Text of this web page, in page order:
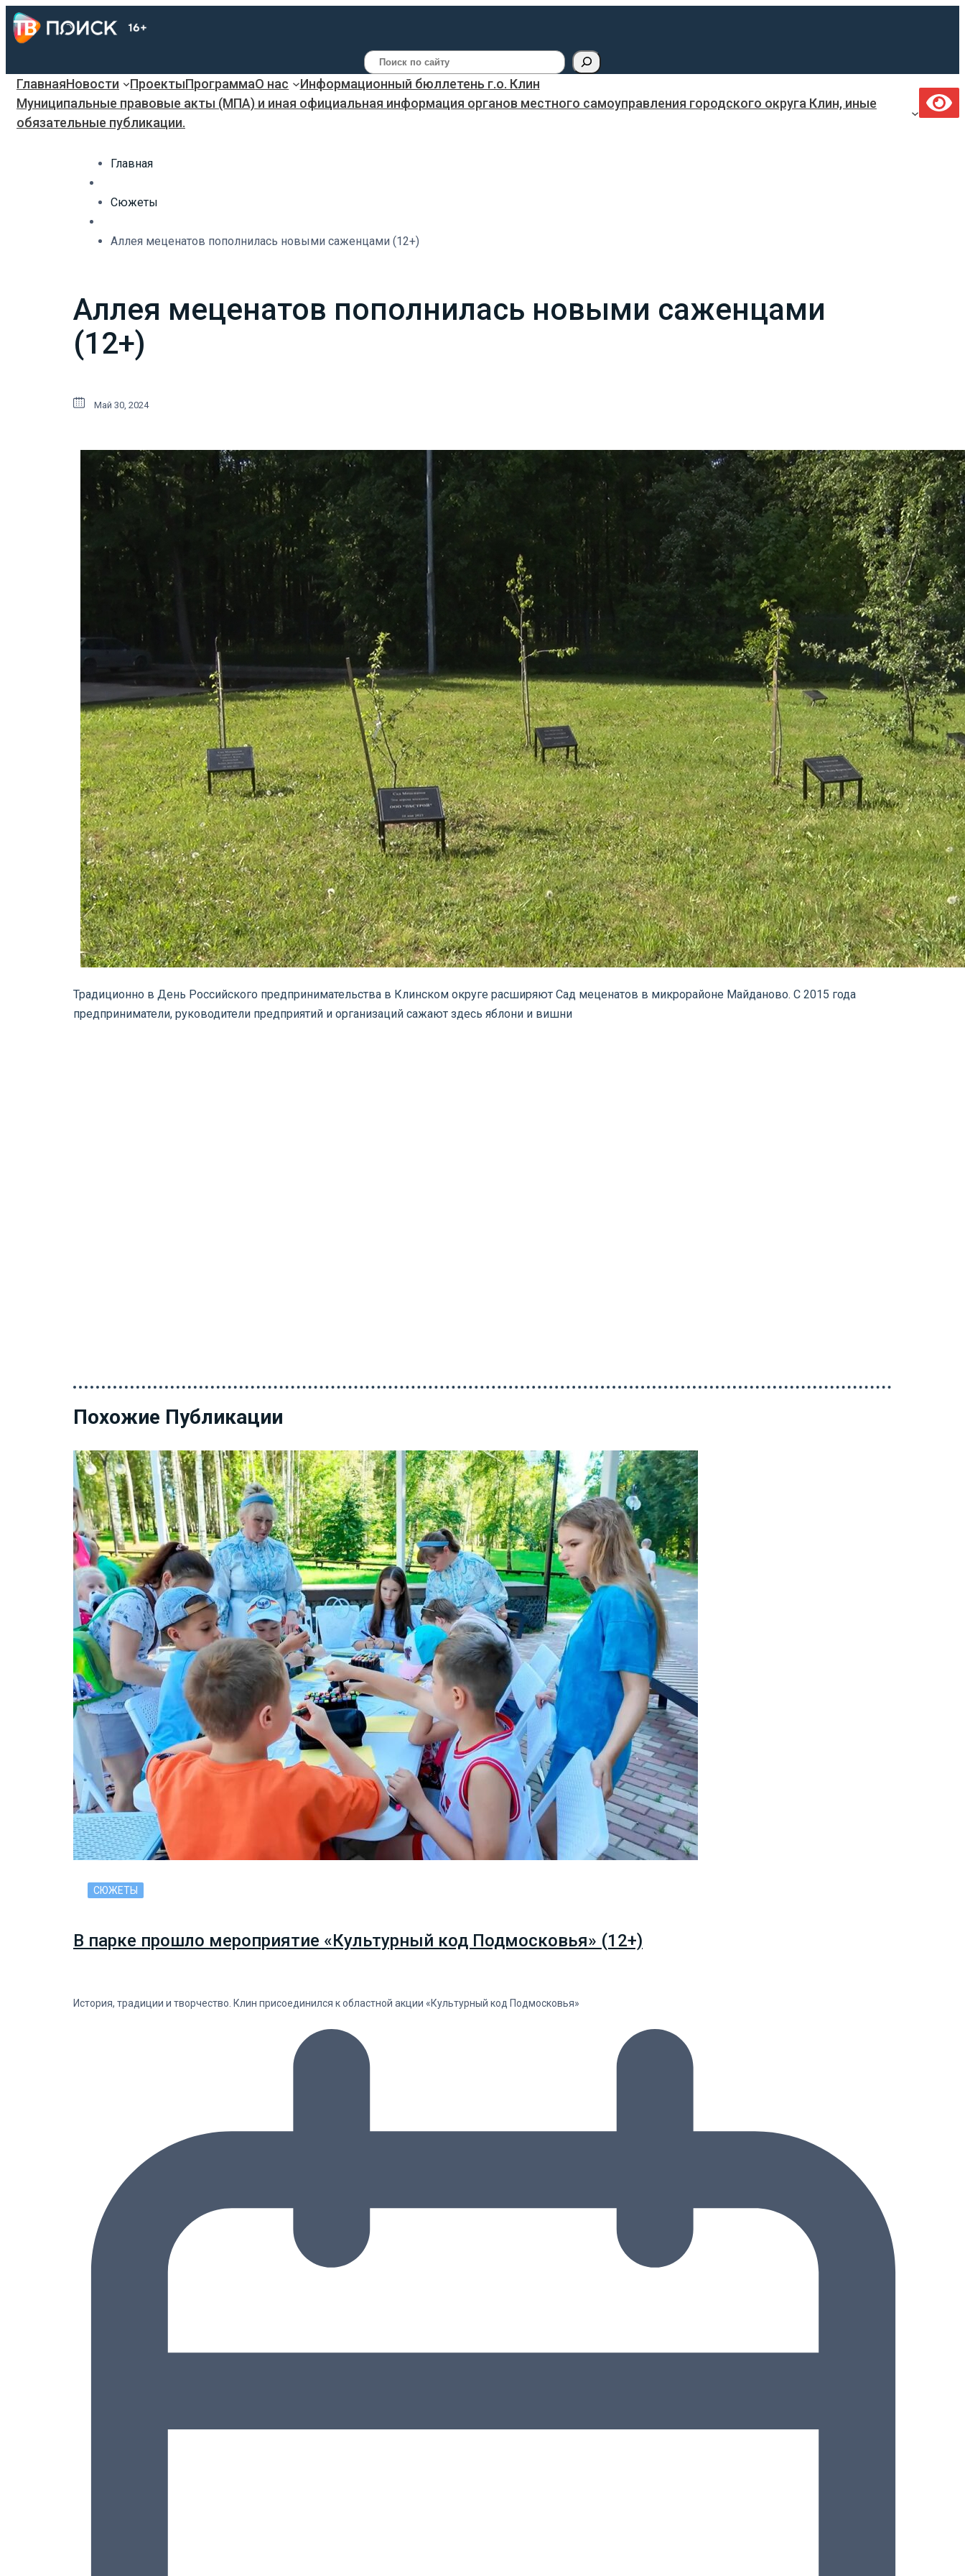
Поиск
ГлавнаяНовости ПроектыПрограммаО нас
Информационный бюллетень г.о. Клин
Муниципальные правовые акты (МПА) и иная официальная информация органов местного самоуправления городского округа Клин, иные
обязательные публикации.
Главная
Сюжеты
Аллея меценатов пополнилась новыми саженцами (12+)
Аллея меценатов пополнилась новыми саженцами
(12+)
Май 30, 2024
Традиционно в День Российского предпринимательства в Клинском округе расширяют Сад меценатов в микрорайоне Майданово. С 2015 года
предприниматели, руководители предприятий и организаций сажают здесь яблони и вишни
Похожие Публикации
СЮЖЕТЫ
В парке прошло мероприятие «Культурный код Подмосковья» (12+)
История, традиции и творчество. Клин присоединился к областной акции «Культурный код Подмосковья»